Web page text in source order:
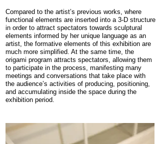
Compared to the artist’s previous works, where
functional elements are inserted into a 3-D structure
in order to attract spectators towards sculptural
elements informed by her unique language as an
artist, the formative elements of this exhibition are
much more simplified. At the same time, the
origami program attracts spectators, allowing them
to participate in the process, manifesting many
meetings and conversations that take place with
the audience’s activities of producing, positioning,
and accumulating inside the space during the
exhibition period.